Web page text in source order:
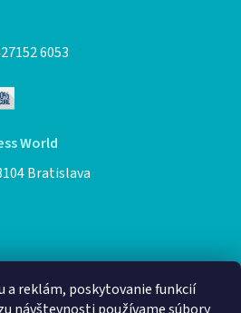
a reklám, poskytovanie funkcií
6053
World
Bratislava